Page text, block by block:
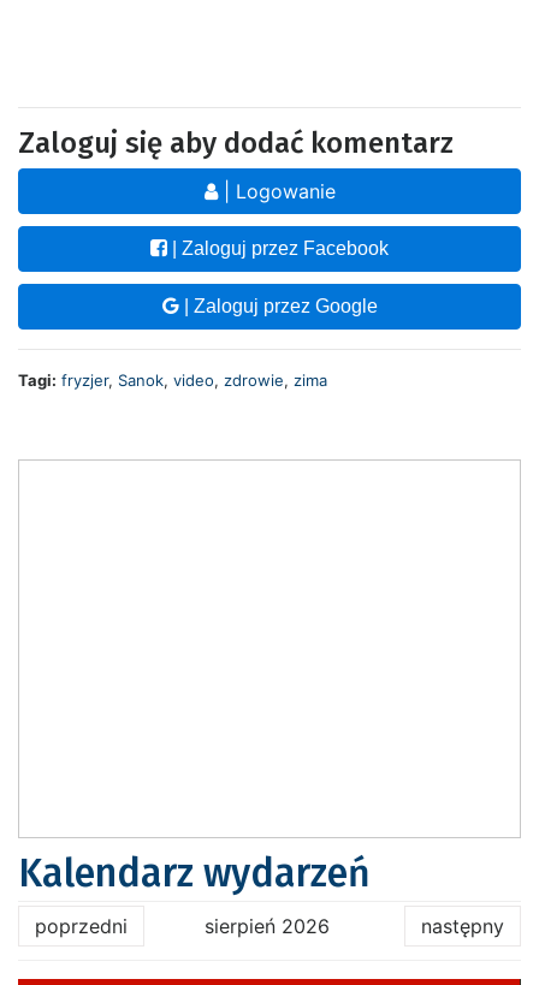
Zaloguj się aby dodać komentarz
| Logowanie
| Zaloguj przez Facebook
| Zaloguj przez Google
Tagi: fryzjer, Sanok, video, zdrowie, zima
Kalendarz wydarzeń
poprzedni sierpień 2026 następny